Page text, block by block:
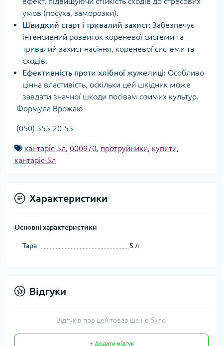
умов (посуха, заморозки).
Швидкий старт і тривалий захист: Забезпечує
інтенсивний розвиток кореневої системи та
тривалий захист насіння, кореневої системи та
сходів.
Ефективність проти хлібної жужелиці: Особливо
цінна властивість, оскільки цей шкідник може
завдати значної шкоди посівам озимих культур.
Формула Врожаю
(050) 555-20-55
кантаріс-5л, 000970, протруйники, купити,
кантаріс-5л
Характеристики
Основні характеристики
Тара 5 л
Відгуки
Відгуків про цей товар ще не було.
+ Додати відгук